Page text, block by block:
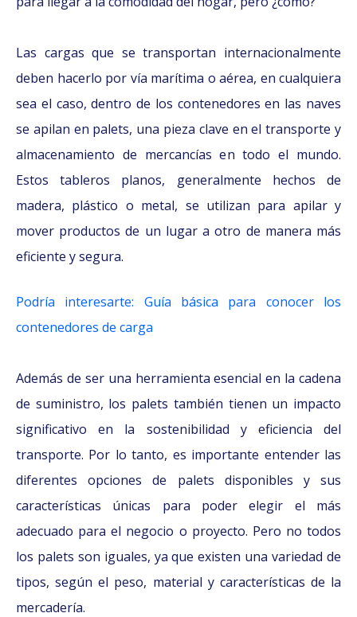
Las cargas que se transportan internacionalmente
deben hacerlo por vía marítima o aérea, en cualquiera
sea el caso, dentro de los contenedores en las naves
se apilan en palets, una pieza clave en el transporte y
almacenamiento de mercancías en todo el mundo.
Estos tableros planos, generalmente hechos de
madera, plástico o metal, se utilizan para apilar y
mover productos de un lugar a otro de manera más
eficiente y segura.
Podría interesarte: Guía básica para conocer los
contenedores de carga
Además de ser una herramienta esencial en la cadena
de suministro, los palets también tienen un impacto
significativo en la sostenibilidad y eficiencia del
transporte. Por lo tanto, es importante entender las
diferentes opciones de palets disponibles y sus
características únicas para poder elegir el más
adecuado para el negocio o proyecto. Pero no todos
los palets son iguales, ya que existen una variedad de
tipos, según el peso, material y características de la
mercadería.